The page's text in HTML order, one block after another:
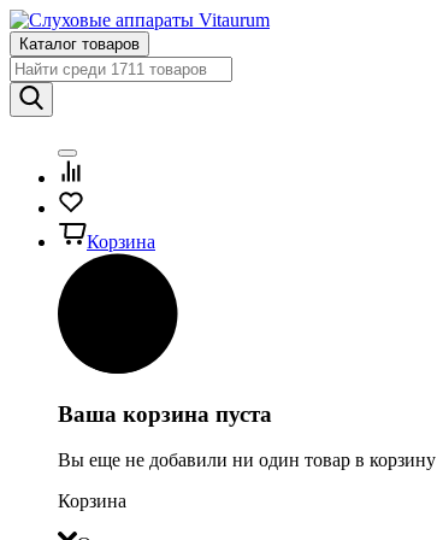
Каталог товаров
Корзина
Ваша корзина пуста
Вы еще не добавили ни один товар в корзину
Корзина